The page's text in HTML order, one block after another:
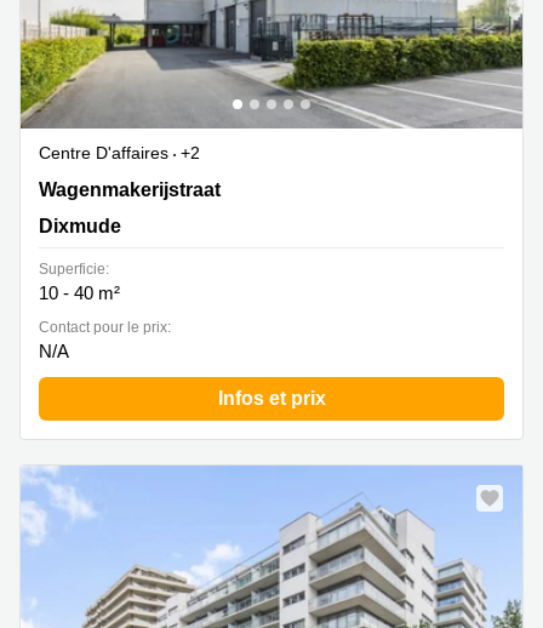
Centre D'affaires
+2
Wagenmakerijstraat 12, Dixmude
Wagenmakerijstraat
Dixmude
Superficie:
10 - 40 m²
Contact pour le prix:
N/A
Infos et prix